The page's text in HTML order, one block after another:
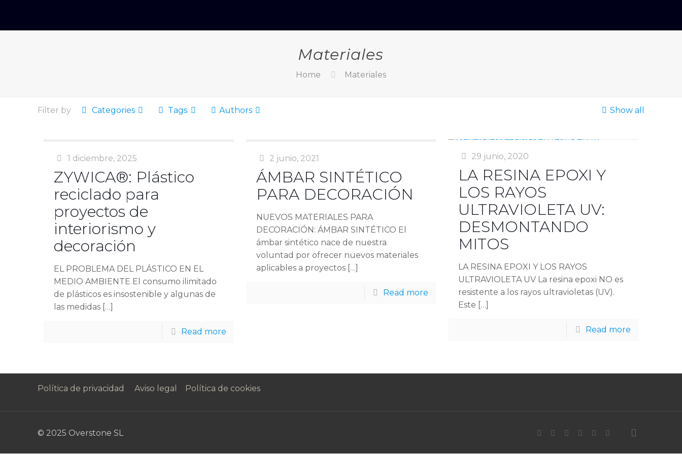
Materiales
Home Materiales
Filter by Categories Tags Authors Show all
1 diciembre, 2025
ZYWICA®: Plástico
reciclado para
proyectos de
interiorismo y
decoración
EL PROBLEMA DEL PLÁSTICO EN EL
MEDIO AMBIENTE El consumo ilimitado
de plásticos es insostenible y algunas de
las medidas […]
Read more
2 junio, 2021
ÁMBAR SINTÉTICO
PARA DECORACIÓN
NUEVOS MATERIALES PARA
DECORACIÓN: ÁMBAR SINTÉTICO El
ámbar sintético nace de nuestra
voluntad por ofrecer nuevos materiales
aplicables a proyectos[…]
Read more
29 junio, 2020
LA RESINA EPOXI Y
LOS RAYOS
ULTRAVIOLETA UV:
DESMONTANDO
MITOS
LA RESINA EPOXI Y LOS RAYOS
ULTRAVIOLETA UV La resina epoxi NO es
resistente a los rayos ultravioletas (UV).
Este […]
Read more
Política de privacidad Aviso legal Política de cookies
© 2025 Overstone SL